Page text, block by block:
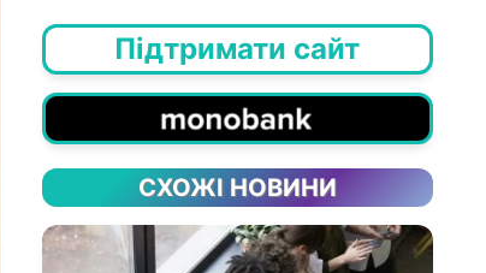
Підтримати сайт
СХОЖІ НОВИНИ